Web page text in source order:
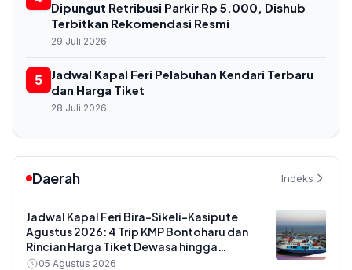
Dipungut Retribusi Parkir Rp 5.000, Dishub
Terbitkan Rekomendasi Resmi
29 Juli 2026
5
Jadwal Kapal Feri Pelabuhan Kendari Terbaru
dan Harga Tiket
28 Juli 2026
Daerah Indeks
Jadwal Kapal Feri Bira-Sikeli-Kasipute
Agustus 2026: 4 Trip KMP Bontoharu dan
Rincian Harga Tiket Dewasa hingga
Kendaraan Golongan IX
05 Agustus 2026